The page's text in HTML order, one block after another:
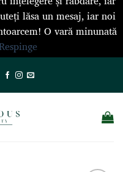
lăsa un mesaj, iar noi
O vară minunată